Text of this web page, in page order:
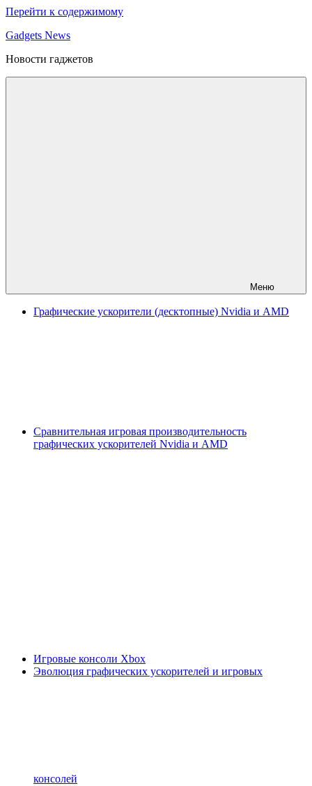
Перейти к содержимому
Gadgets News
Новости гаджетов
Меню
Графические ускорители (десктопные) Nvidia и AMD
Сравнительная игровая производительность
графических ускорителей Nvidia и AMD
Игровые консоли Xbox
Эволюция графических ускорителей и игровых
консолей